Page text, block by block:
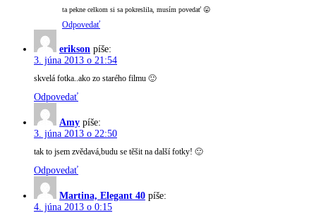
ta pekne celkom si sa pokreslila, musím povedať 😛
Odpovedať
erikson píše:
3. júna 2013 o 21:54
skvelá fotka..ako zo starého filmu 🙂
Odpovedať
Amy píše:
3. júna 2013 o 22:50
tak to jsem zvědavá,budu se těšit na další fotky! 🙂
Odpovedať
Martina, Elegant 40 píše:
4. júna 2013 o 0:15